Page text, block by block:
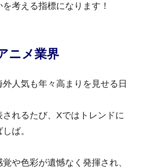
考える指標になります！
ニメ業界
人気も年々高まりを見せる日
れるたび、Xではトレンドに
ば。
や色彩が遺憾なく発揮され、